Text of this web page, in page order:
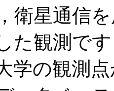
衛星通信
た観測で
学の観測